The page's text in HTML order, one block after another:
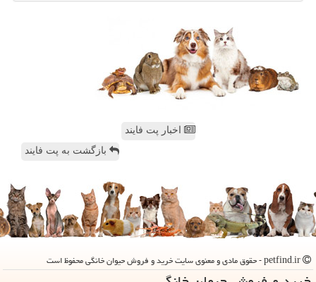
اخبار پت فایند
بازگشت به پت فایند